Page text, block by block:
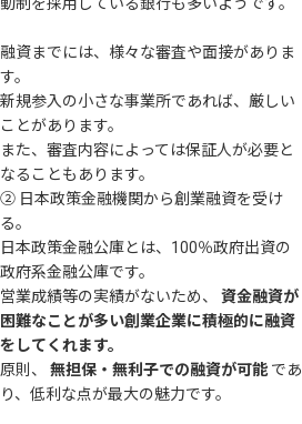
融資までには、様々な審査や面接がありま
す。
新規参入の小さな事業所であれば、厳しい
ことがあります。
また、審査内容によっては保証人が必要と
なることもあります。
② 日本政策金融機関から創業融資を受け
る。
日本政策金融公庫とは、100％政府出資の
政府系金融公庫です。
営業成績等の実績がないため、 資金融資が
困難なことが多い創業企業に積極的に融資
をしてくれます。
原則、 無担保・無利子での融資が可能であ
り、低利な点が最大の魅力です。